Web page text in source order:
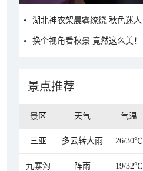
湖北神农架晨雾缭绕 秋色迷人
换个视角看秋景 竟然这么美！
景点推荐
景区 天气 气温
三亚 多云转大雨 26/30℃
九寨沟 阵雨 19/32℃